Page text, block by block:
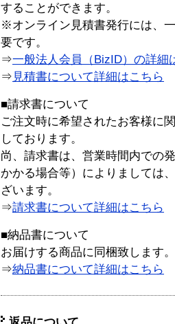
することができます。
※オンライン見積書発行には、
要です。
⇒一般法人会員（BizID）の詳細
⇒ 見積書について詳細はこちら
■請求書について
ご注文時に希望されたお客様に
しております。
尚、請求書は、営業時間内での
かかる場合等）によりましては
ざいます。
⇒請求書について詳細はこちら
■納品書について
お届けする商品に同梱致します。
⇒納品書について詳細はこちら